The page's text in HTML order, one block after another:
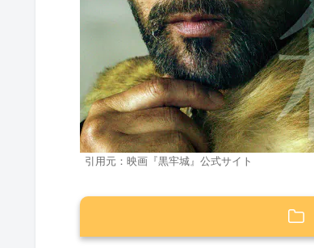
引用元：映画『黒牢城』公式サイト